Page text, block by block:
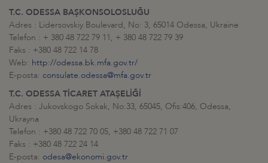
T.C. ODESSA BAŞKONSOLOSLUĞU
Adres : Lidersovskiy Boulevard, No: 3, 65014 Odessa, Ukraine
Telefon : + 380 48 722 79 11, + 380 48 722 79 39
Faks : +380 48 722 14 78
Web: http://odessa.bk.mfa.gov.tr/
E-posta: consulate.odessa@mfa.gov.tr
T.C. ODESSA TİCARET ATAŞELİĞİ
Adres : Jukovskogo Sokak, No:33, 65045, Ofis:406, Odessa,
Ukrayna
Telefon : +380 48 722 70 05, +380 48 722 71 07
Faks : +380 48 722 24 14
E-posta: odesa@ekonomi.gov.tr